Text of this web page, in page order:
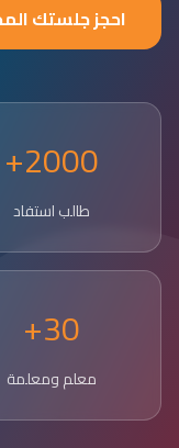
احجز جلستك
2000+
طالب استفاد
30+
معلم ومعلمة